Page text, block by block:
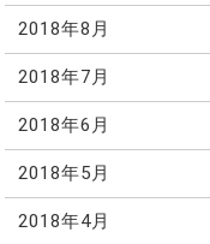
2018年8月
2018年7月
2018年6月
2018年5月
2018年4月